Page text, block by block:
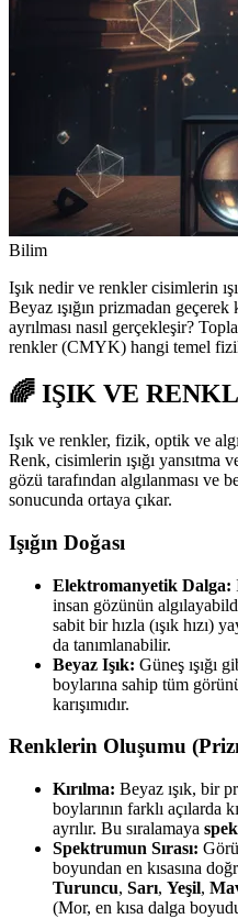
Bilim
Işık nedir ve renkler cisimlerin
Beyaz ışığın prizmadan
ayrılması nasıl gerçekleşir?
renkler (CMYK) hangi temel
🌈 IŞIK VE
Işık ve renkler, fizik, optik ve
Renk, cisimlerin ışığı yansıtma
gözü tarafından algılanması ve
sonucunda ortaya çıkar.
Işığın Doğası
Elektromanyetik Dalga:
insan gözünün
sabit bir hızla (ışık hızı)
da tanımlanabilir.
Beyaz Işık: Güneş ışığı
boylarına sahip tüm
karışımıdır.
Renklerin Oluşumu
Kırılma: Beyaz ışık, bir
boylarının farklı açılarda
ayrılır. Bu sıralamaya
Spektrumun Sırası:
boyundan en kısasına
Turuncu, Sarı, Yeşil,
(Mor, en kısa dalga